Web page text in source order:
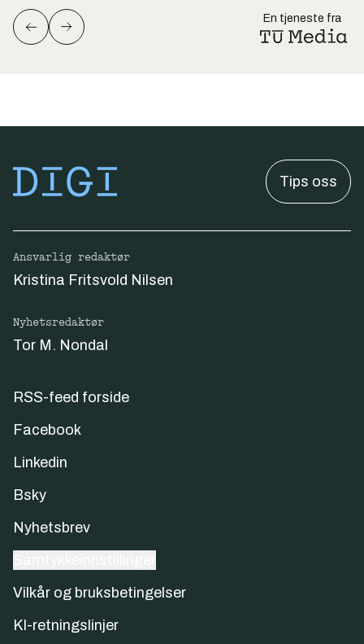
En tjeneste fra
Tips oss
Ansvarlig redaktør
Kristina Fritsvold Nilsen
Nyhetsredaktør
Tor M. Nondal
RSS-feed forside
Facebook
Linkedin
Bsky
Nyhetsbrev
Vilkår og bruksbetingelser
KI-retningslinjer